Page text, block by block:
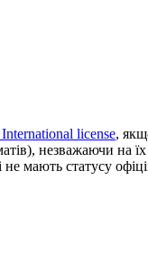
license,
незважаючи на
мають статусу